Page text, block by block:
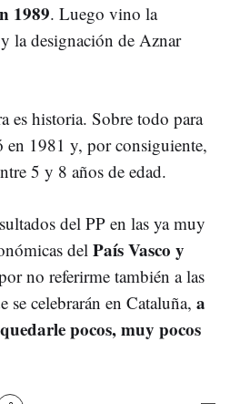
1989. Luego vino la
la designación de Aznar
es historia. Sobre todo para
en 1981 y, por consiguiente,
5 y 8 años de edad.
del PP en las ya muy
del País Vasco y
no referirme también a las
se celebrarán en Cataluña, a
pocos, muy pocos